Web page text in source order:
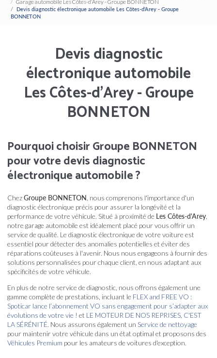
Garage automobile Les Côtes-d'Arey - Groupe BONNETON
Devis diagnostic électronique automobile Les Côtes-d'Arey - Groupe
BONNETON
Devis diagnostic
électronique automobile
Les Côtes-d'Arey - Groupe
BONNETON
Pourquoi choisir Groupe BONNETON
pour votre devis diagnostic
électronique automobile ?
ChezGroupe BONNETON , nous comprenons l'importance d'un
diagnostic électronique précis pour assurer la longévité et la
performance de votre véhicule. Situé à proximité de Les Côtes-d'Arey
notre garage automobile est idéalement placé pour vous offrir un
service de qualité. Le diagnostic électronique de votre voiture est
essentiel pour détecter des anomalies potentielles et éviter des
réparations coûteuses à l'avenir. Nous nous engageons à fournir des
solutions personnalisées pour chaque client, en nous adaptant aux
spécificités de votre véhicule.
En plus de notre service de diagnostic, nous offrons également une
gamme complète de prestations, incluant le FLEX and FREE VO :
Spoticar lance l’abonnement VO sans engagement pour s’adapter aux
évolutions de votre vie ! et LE MOTEUR DE NOS REPRISES, C'EST
LA SÉRÉNITÉ. Nous assurons également un Service de nettoyage
pour maintenir votre véhicule dans un état optimal et proposons des
Véhicules Premium pour les amateurs de voitures d'exception.